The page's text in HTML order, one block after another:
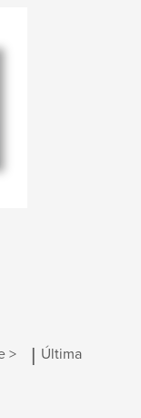
> | Última